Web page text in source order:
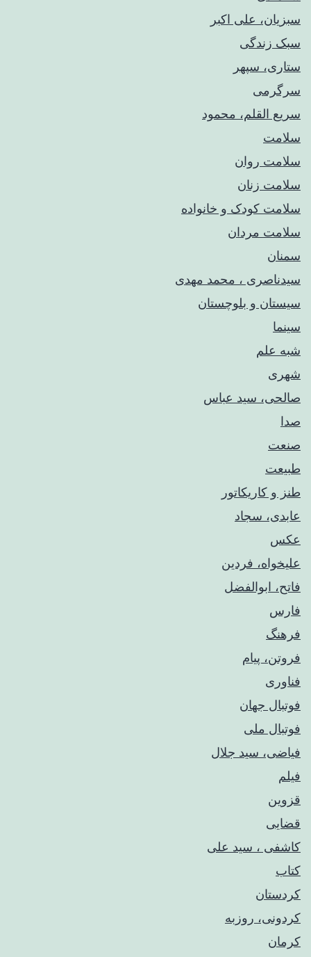
سبزیان، علی اکبر
سبک زندگی
ستاری، سپهر
سرگرمی
سریع القلم، محمود
سلامت
سلامت روان
سلامت زنان
سلامت کودک‌ و خانواده
سلامت مردان
سمنان
سیدناصری ، محمد مهدی
سیستان و بلوچستان
سینما
شبه علم
شهری
صالحی، سید عباس
صدا
صنعت
طبیعت
طنز و کاریکاتور
عابدی، سجاد
عکس
علیخواه، فردین
فاتح، ابوالفضل
فارس
فرهنگ
فروتن، پیام
فناوری
فوتبال جهان
فوتبال ملی
فیاضی، سید جلال
فیلم
قزوین
قضایی
کاشفی ، سید علی
کتاب
کردستان
کردونی، روزبه
کرمان